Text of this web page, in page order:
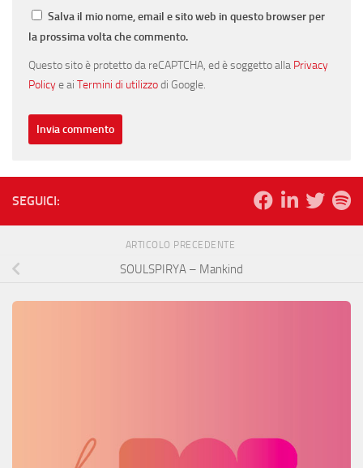
Salva il mio nome, email e sito web in questo browser per
la prossima volta che commento.
Questo sito è protetto da reCAPTCHA, ed è soggetto alla Privacy
Policye ai Termini di utilizzodi Google.
SEGUICI:
ARTICOLO PRECEDENTE
SOULSPIRYA – Mankind